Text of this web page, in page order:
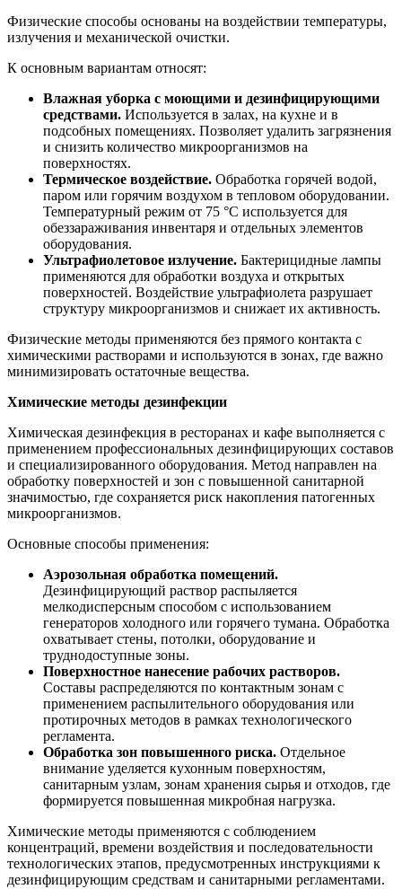
Физические способы основаны на воздействии температуры,
излучения и механической очистки.
К основным вариантам относят:
Влажная уборка с моющими и дезинфицирующими
средствами. Используется в залах, на кухне и в
подсобных помещениях. Позволяет удалить загрязнения
и снизить количество микроорганизмов на
поверхностях.
Термическое воздействие. Обработка горячей водой,
паром или горячим воздухом в тепловом оборудовании.
Температурный режим от 75 °C используется для
обеззараживания инвентаря и отдельных элементов
оборудования.
Ультрафиолетовое излучение. Бактерицидные лампы
применяются для обработки воздуха и открытых
поверхностей. Воздействие ультрафиолета разрушает
структуру микроорганизмов и снижает их активность.
Физические методы применяются без прямого контакта с
химическими растворами и используются в зонах, где важно
минимизировать остаточные вещества.
Химические методы дезинфекции
Химическая дезинфекция в ресторанах и кафе выполняется с
применением профессиональных дезинфицирующих составов
и специализированного оборудования. Метод направлен на
обработку поверхностей и зон с повышенной санитарной
значимостью, где сохраняется риск накопления патогенных
микроорганизмов.
Основные способы применения:
Аэрозольная обработка помещений.
Дезинфицирующий раствор распыляется
мелкодисперсным способом с использованием
генераторов холодного или горячего тумана. Обработка
охватывает стены, потолки, оборудование и
труднодоступные зоны.
Поверхностное нанесение рабочих растворов.
Составы распределяются по контактным зонам с
применением распылительного оборудования или
протирочных методов в рамках технологического
регламента.
Обработка зон повышенного риска. Отдельное
внимание уделяется кухонным поверхностям,
санитарным узлам, зонам хранения сырья и отходов, где
формируется повышенная микробная нагрузка.
Химические методы применяются с соблюдением
концентраций, времени воздействия и последовательности
технологических этапов, предусмотренных инструкциями к
дезинфицирующим средствам и санитарными регламентами.